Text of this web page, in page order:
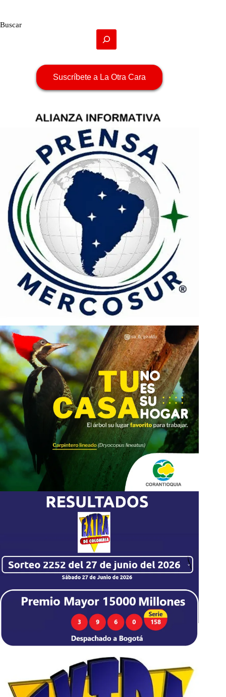
Buscar
Suscríbete a La Otra Cara